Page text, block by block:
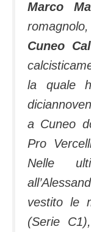
Marco
Cuneo
la quale
a Cuneo
Pro
Nelle
vestito le
(Serie